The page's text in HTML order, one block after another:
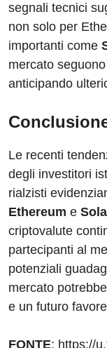
segnali tecnici
non solo per
importanti come
mercato
anticipando
Le recenti
degli investitori
rialzisti
Ethereum e
criptovalute
partecipanti al
potenziali
mercato
e un futuro
FONTE: https://